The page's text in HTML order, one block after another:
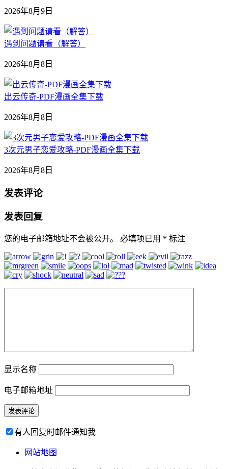
2026年8月9日
遇到问题请看（解答）
2026年8月8日
出云传奇-PDF漫画全集下载
2026年8月8日
3次元男子恋爱攻略-PDF漫画全集下载
2026年8月8日
发表评论
发表回复
您的电子邮箱地址不会被公开。 必填项已用 * 标注
显示名称
电子邮箱地址
有人回复时邮件通知我
网站地图